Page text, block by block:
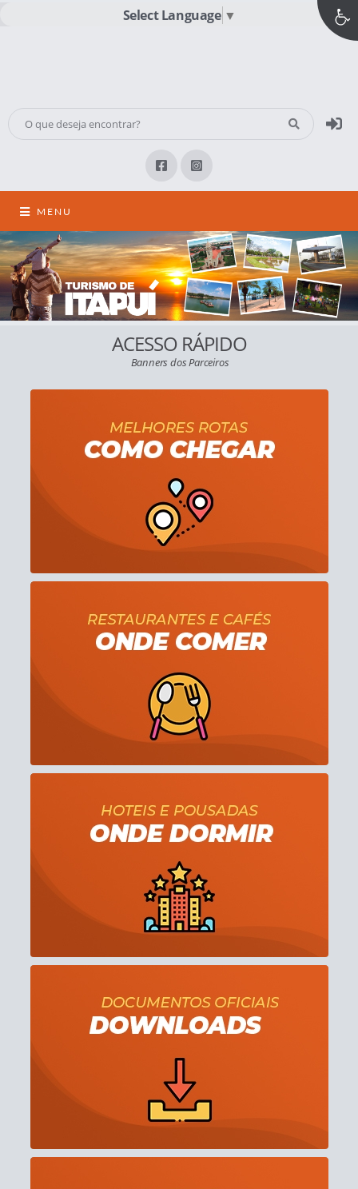
Select Language ▼
MENU
ACESSO RÁPIDO
Banners dos Parceiros